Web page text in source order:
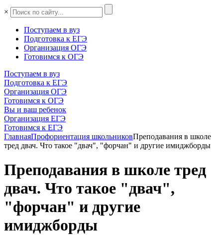
×
Поступаем в вуз
Подготовка к ЕГЭ
Организация ОГЭ
Готовимся к ОГЭ
Поступаем в вуз
Подготовка к ЕГЭ
Организация ОГЭ
Готовимся к ОГЭ
Вы и ваш ребенок
Организация ЕГЭ
Готовимся к ЕГЭ
ГлавнаяПрофориентация школьниковПреподавания в школе
тред двач. Что такое "двач", "форчан" и другие имиджборды
Преподавания в школе тред
двач. Что такое "двач",
"форчан" и другие
имиджборды